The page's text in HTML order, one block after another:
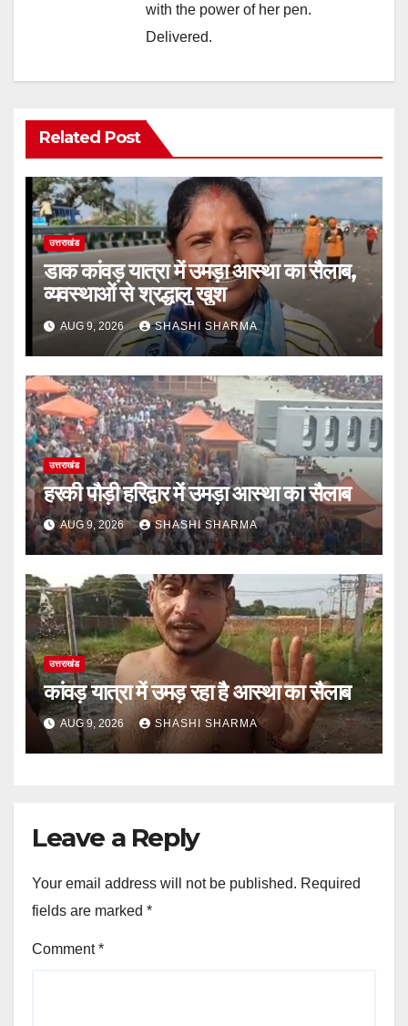
with the power of her pen.
Delivered.
Related Post
उत्तराखंड
डाक कांवड़ यात्रा में उमड़ा आस्था का सैलाब,
व्यवस्थाओं से श्रद्धालु खुश
AUG 9, 2026 SHASHI SHARMA
उत्तराखंड
हरकी पौड़ी हरिद्वार में उमड़ा आस्था का सैलाब
AUG 9, 2026 SHASHI SHARMA
उत्तराखंड
कांवड़ यात्रा में उमड़ रहा है आस्था का सैलाब
AUG 9, 2026 SHASHI SHARMA
Leave a Reply
Your email address will not be published. Required
fields are marked *
Comment*